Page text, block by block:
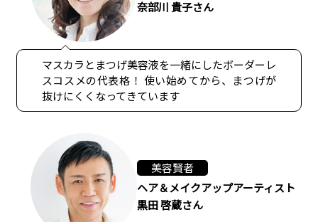
奈部川 貴子さん
マスカラとまつげ美容液を一緒にしたボーダーレ
スコスメの代表格！ 使い始めてから、まつげが
抜けにくくなってきています
美容賢者
ヘア＆メイクアップアーティスト
黒田 啓蔵さん